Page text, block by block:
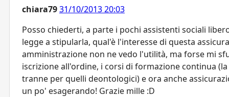
chiara7931/10/2013 20:03
Posso chiederti, a parte i pochi assistenti sociali
legge a stipularla, qual'è l'interesse di questa
amministrazione non ne vedo l'utilità, ma forse mi
iscrizione all'ordine, i corsi di formazione continua
tranne per quelli deontologici) e ora anche
un po' esagerando! Grazie mille :D